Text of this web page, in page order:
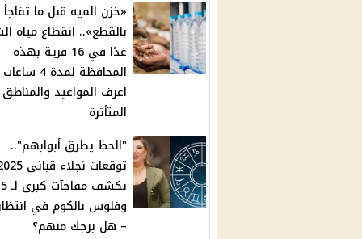
«خزن الميه قبل ما تفاجأ
بالقطع».. انقطاع مياه
غدًا في 16 قرية بهذه
المحافظة لمدة 4
اعرف المواعيد والمناطق
المتأثرة
"الحظ يطرق أبوابهم"..
توقعات نجلاء
وفلوس بالكوم في
– هل برجك منهم؟